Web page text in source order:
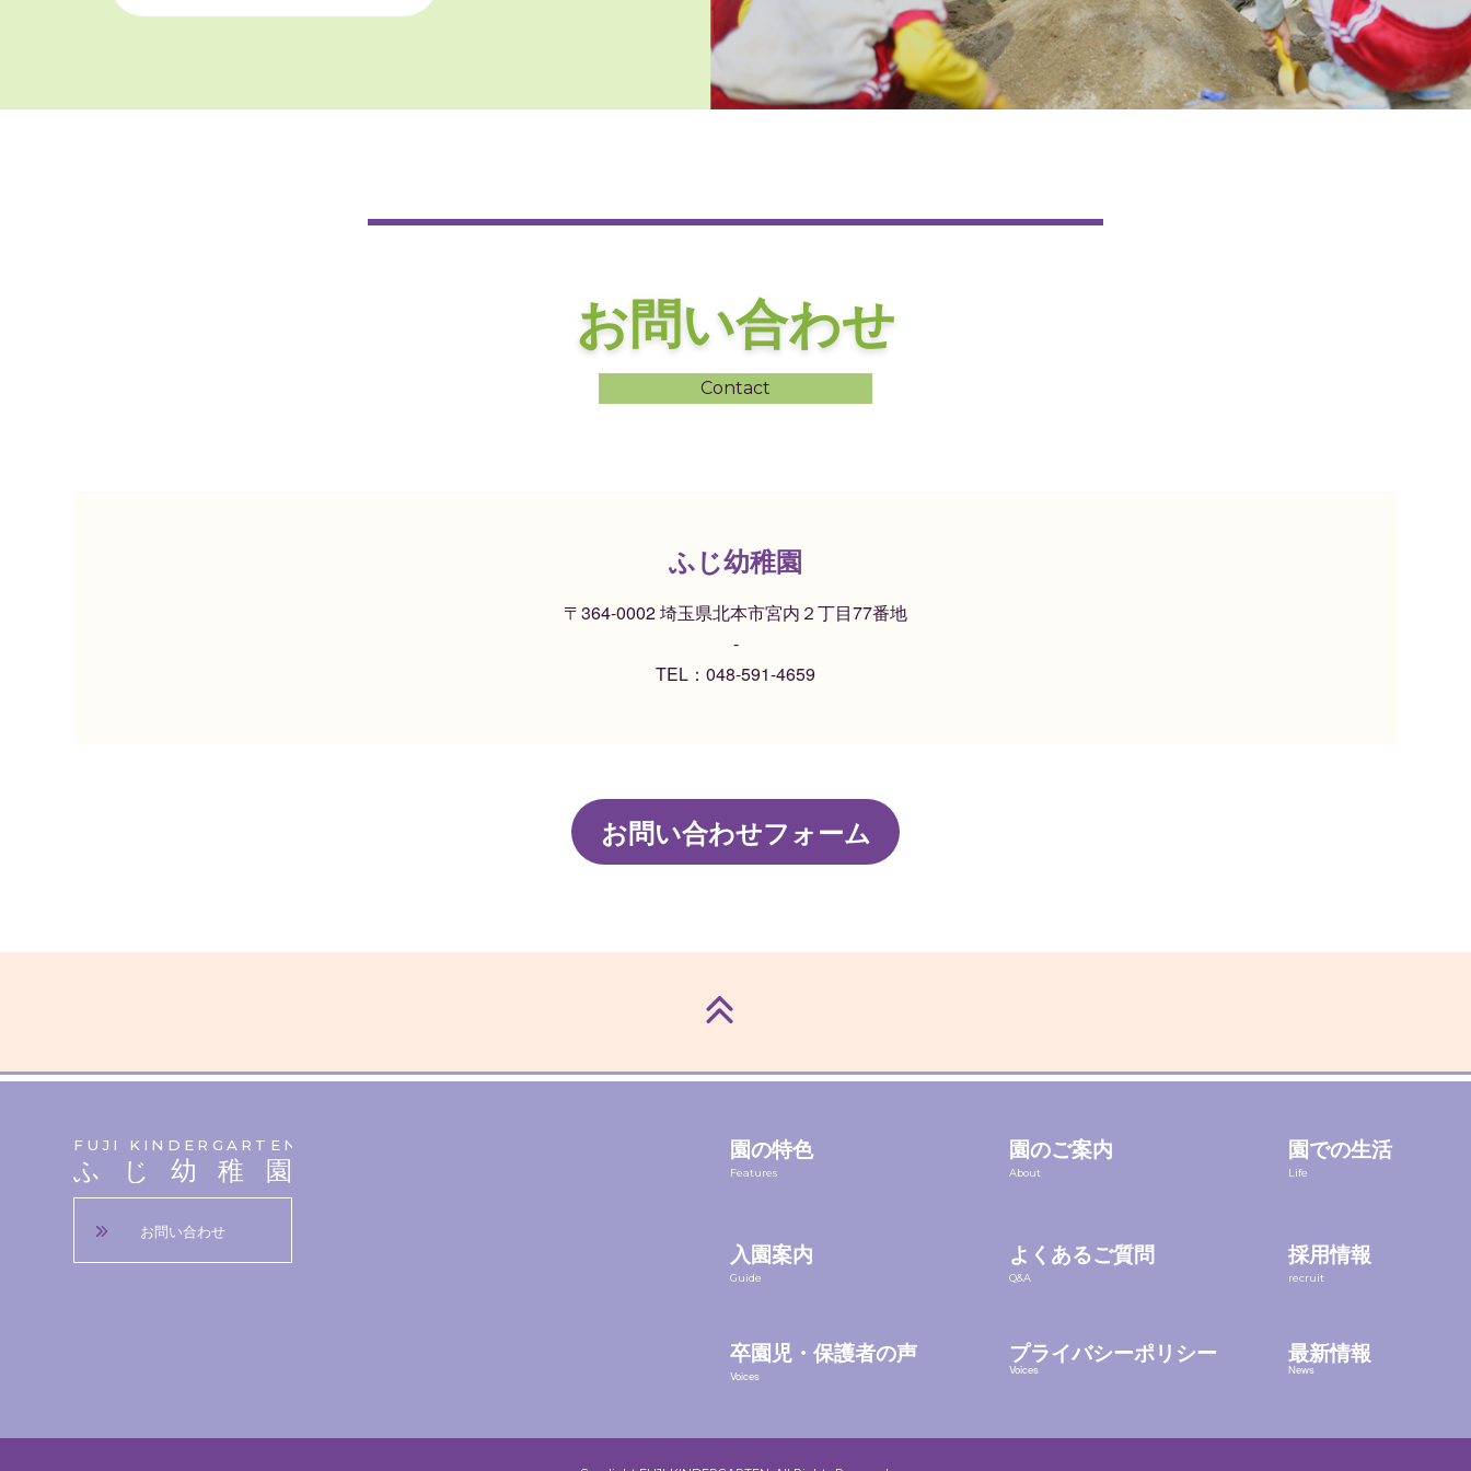
お問い合わせ
Contact
ふじ幼稚園
〒364-0002 埼玉県北本市宮内２丁目77番地
-
TEL： 048-591-4659
お問い合わせフォーム
ふじ幼稚園
FUJI KINDERGARTEN 園の特色
Features
園のご案内
About
園での生活
Life
お問い合わせ
入園案内
Guide
よくあるご質問
Q&A
採用情報
recruit
卒園児・保護者の声
Voices
プライバシーポリシー
Voices
最新情報
News